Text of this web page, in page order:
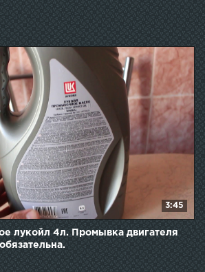
3:45
лукойл 4л. Промывка двигателя